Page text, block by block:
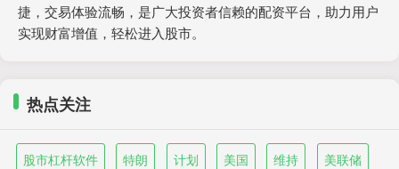
捷，交易体验流畅，是广大投资者信赖的配资平台，助力用户
实现财富增值，轻松进入股市。
热点关注
股市杠杆软件 特朗 计划 美国 维持 美联储